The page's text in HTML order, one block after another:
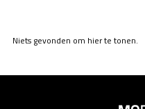
Niets gevonden om hier te tonen.